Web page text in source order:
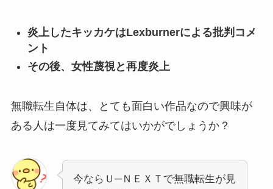
炎上したキッカケはLexburnerによる批判コメ
ント
その後、女性蔑視と再度炎上
無職転生自体は、とても面白い作品なので興味が
ある人は一度見てみてはいかがでしょうか？
今ならＵ─ＮＥＸＴで無職転生が見